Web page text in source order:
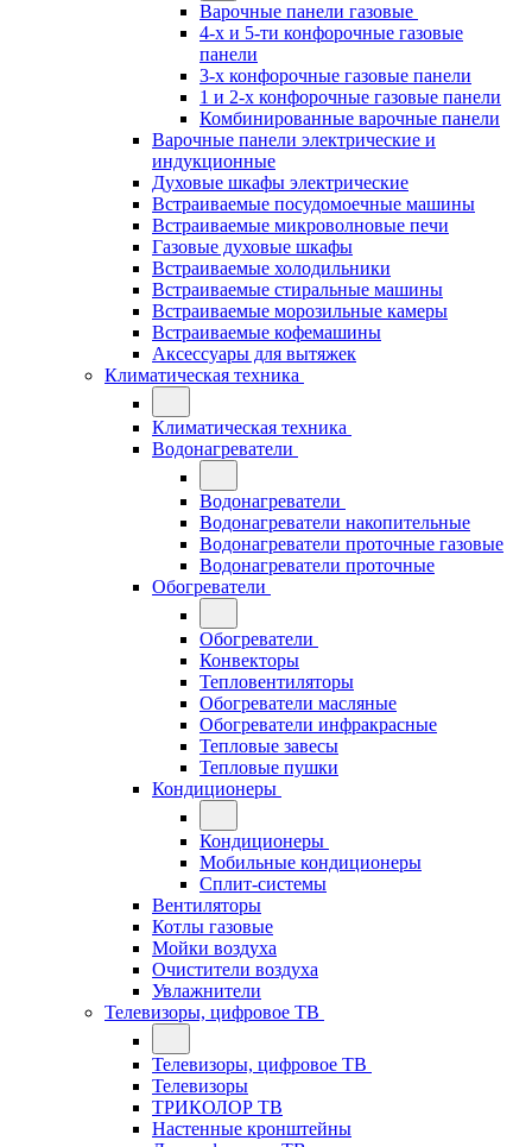
Варочные панели газовые
4-х и 5-ти конфорочные газовые
панели
3-х конфорочные газовые панели
1 и 2-х конфорочные газовые панели
Комбинированные варочные панели
Варочные панели электрические и
индукционные
Духовые шкафы электрические
Встраиваемые посудомоечные машины
Встраиваемые микроволновые печи
Газовые духовые шкафы
Встраиваемые холодильники
Встраиваемые стиральные машины
Встраиваемые морозильные камеры
Встраиваемые кофемашины
Аксессуары для вытяжек
Климатическая техника
Климатическая техника
Водонагреватели
Водонагреватели
Водонагреватели накопительные
Водонагреватели проточные газовые
Водонагреватели проточные
Обогреватели
Обогреватели
Конвекторы
Тепловентиляторы
Обогреватели масляные
Обогреватели инфракрасные
Тепловые завесы
Тепловые пушки
Кондиционеры
Кондиционеры
Мобильные кондиционеры
Сплит-системы
Вентиляторы
Котлы газовые
Мойки воздуха
Очистители воздуха
Увлажнители
Телевизоры, цифровое ТВ
Телевизоры, цифровое ТВ
Телевизоры
ТРИКОЛОР ТВ
Настенные кронштейны